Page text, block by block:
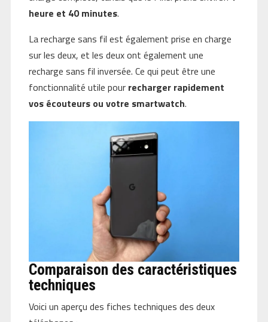
heure et 40 minutes.
La recharge sans fil est également prise en charge
sur les deux, et les deux ont également une
recharge sans fil inversée. Ce qui peut être une
fonctionnalité utile pour recharger rapidement
vos écouteurs ou votre smartwatch.
Comparaison des caractéristiques
techniques
Voici un aperçu des fiches techniques des deux